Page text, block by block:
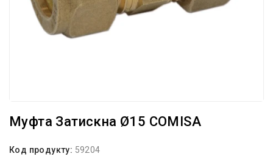
Муфта Затискна Ø15 COMISA
Код продукту: 59204